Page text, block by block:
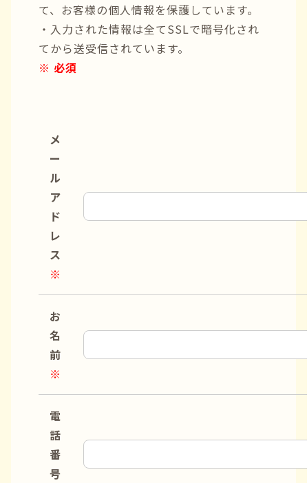
て、お客様の個人情報を保護しています。
・入力された情報は全てSSLで暗号化され
てから送受信されています。
※ 必須
メ
ー
ル
ア
ド
レ
ス
※
お
名
前
※
電
話
番
号